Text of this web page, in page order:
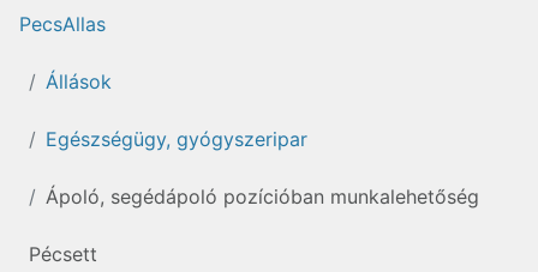
PecsAllas
Állások
Egészségügy, gyógyszeripar
Ápoló, segédápoló pozícióban munkalehetőség
Pécsett